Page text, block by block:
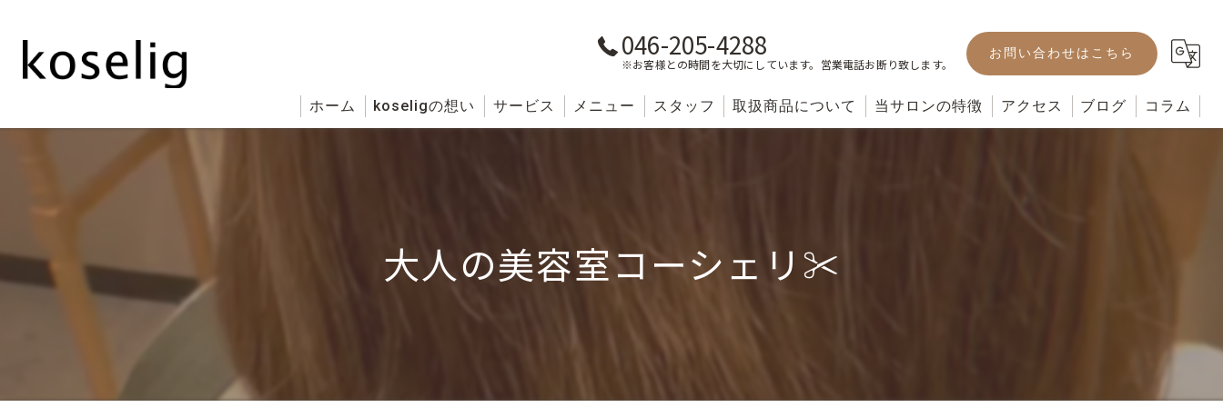
046-205-4288
※お客様との時間を大切にしています。営業電話お断り致します。
お問い合わせはこちら
ホーム koseligの想い サービス メニュー スタッフ 取扱商品について 当サロンの特徴 アクセス ブログ コラム
大人の美容室コーシェリ✂︎